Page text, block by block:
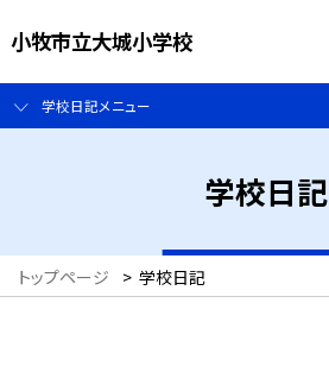
小牧市立大城小学校
学校日記メニュー
学校日記
トップページ > 学校日記